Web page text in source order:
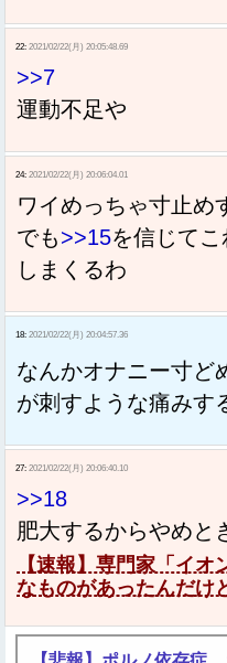
22: 2021/02/22(月) 20:05:48.69
>>7
運動不足や
24: 2021/02/22(月) 20:06:04.01
ワイめっちゃ寸止
でも>>15を信じて
しまくるわ
18: 2021/02/22(月) 20:04:57.36
なんかオナニー寸ど
が刺すような痛みす
27: 2021/02/22(月) 20:06:40.10
>>18
肥大するからやめと
【速報】専門家「イ
なものがあったんだけ